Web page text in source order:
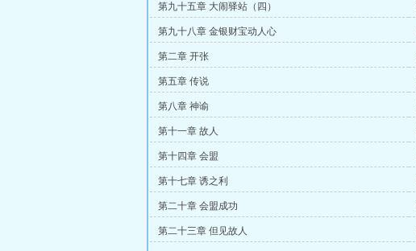
第九十五章 大闹驿站（四）
第九十八章 金银财宝动人心
第二章 开张
第五章 传说
第八章 神谕
第十一章 故人
第十四章 会盟
第十七章 诱之利
第二十章 会盟成功
第二十三章 但见故人